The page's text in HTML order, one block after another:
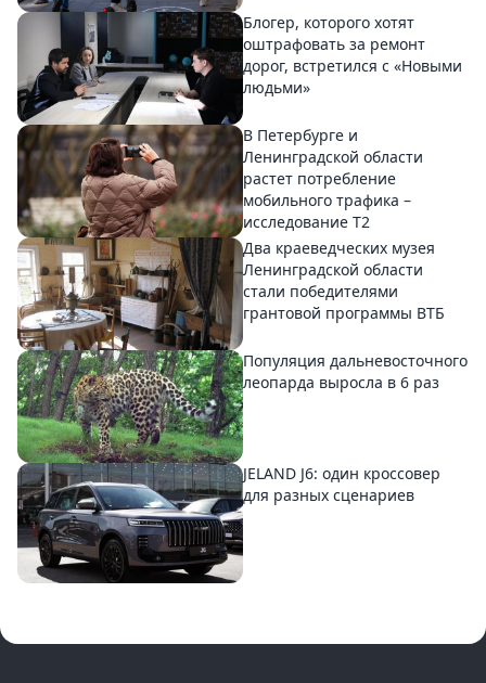
Блогер, которого хотят
оштрафовать за ремонт
дорог, встретился с «Новыми
людьми»
В Петербурге и
Ленинградской области
растет потребление
мобильного трафика –
исследование T2
Два краеведческих музея
Ленинградской области
стали победителями
грантовой программы ВТБ
Популяция дальневосточного
леопарда выросла в 6 раз
JELAND J6: один кроссовер
для разных сценариев